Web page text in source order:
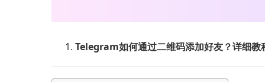
Telegram如何通过二维码添加好友？详细教